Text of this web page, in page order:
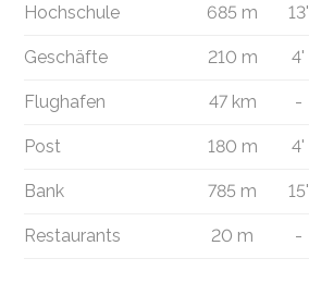
Hochschule 685 m 13'
Geschäfte 210 m 4'
Flughafen 47 km -
Post 180 m 4'
Bank 785 m 15'
Restaurants 20 m -